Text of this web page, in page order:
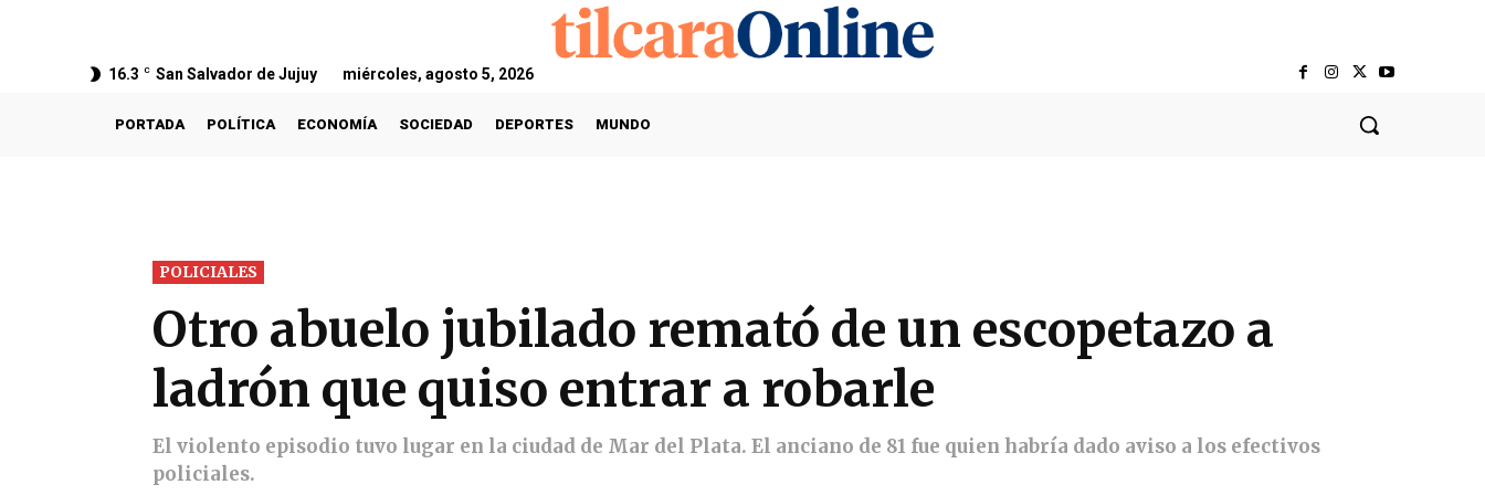
16.3 C San Salvador de Jujuy miércoles, agosto 5, 2026
PORTADA POLÍTICA ECONOMÍA SOCIEDAD DEPORTES MUNDO
POLICIALES
Otro abuelo jubilado remató de un escopetazo a
ladrón que quiso entrar a robarle
El violento episodio tuvo lugar en la ciudad de Mar del Plata. El anciano de 81 fue quien habría dado aviso a los efectivos
policiales.